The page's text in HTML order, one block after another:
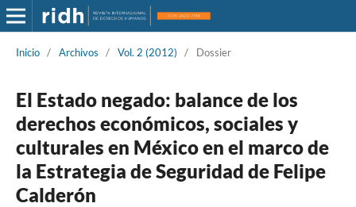
Inicio / Archivos / Vol. 2 (2012) / Dossier
El Estado negado: balance de los
derechos económicos, sociales y
culturales en México en el marco de
la Estrategia de Seguridad de Felipe
Calderón